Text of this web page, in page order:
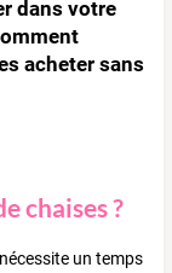
dans votre
acheter sans
chaises ?
un temps